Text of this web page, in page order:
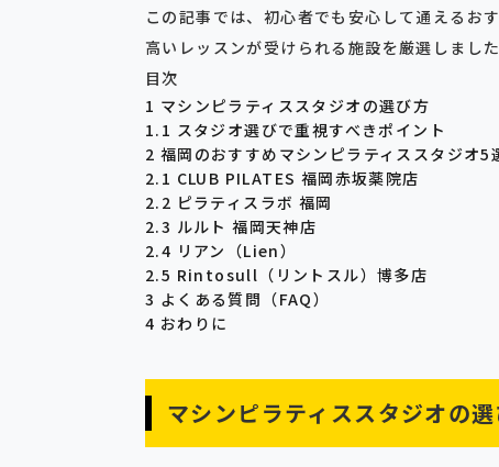
この記事では、初心者でも安心して通えるお
高いレッスンが受けられる施設を厳選しました
目次
1 マシンピラティススタジオの選び方
1.1 スタジオ選びで重視すべきポイント
2 福岡のおすすめマシンピラティススタジオ5
2.1 CLUB PILATES 福岡赤坂薬院店
2.2 ピラティスラボ 福岡
2.3 ルルト 福岡天神店
2.4 リアン（Lien）
2.5 Rintosull（リントスル）博多店
3 よくある質問（FAQ）
4 おわりに
マシンピラティススタジオの